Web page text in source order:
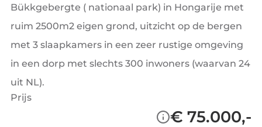
Bükkgebergte ( nationaal park) in Hongarije met
ruim 2500m2 eigen grond, uitzicht op de bergen
met 3 slaapkamers in een zeer rustige omgeving
in een dorp met slechts 300 inwoners (waarvan 24
uit NL).
Prijs
€ 75.000,-